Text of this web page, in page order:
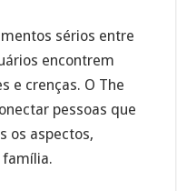
sérios entre
encontrem
e crenças. O The
pessoas que
os aspectos,
família.